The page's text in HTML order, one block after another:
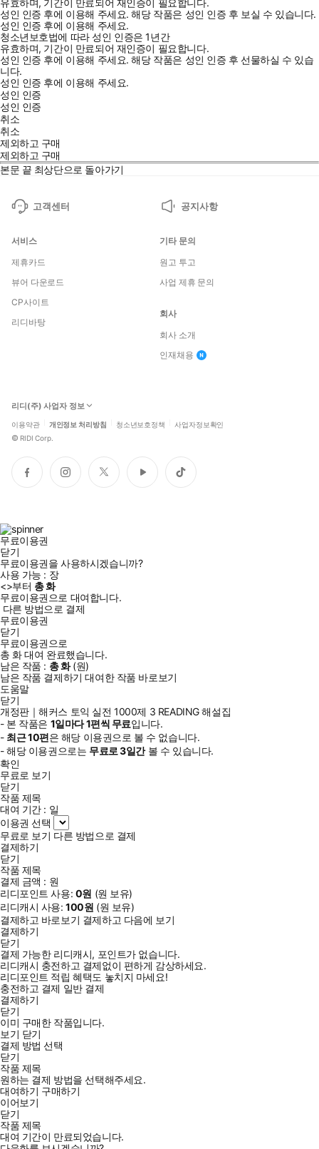
성인 인증 후에 이용해 주세요.해당 작품은 성인 인증 후 보실 수 있습니다.
성인 인증 후에 이용해 주세요.
청소년보호법에 따라 성인 인증은 1년간
유효하며, 기간이 만료되어 재인증이 필요합니다.
성인 인증 후에 이용해 주세요.해당 작품은 성인 인증 후 선물하실 수 있습
니다.
성인 인증 후에 이용해 주세요.
성인 인증
성인 인증
취소
취소
제외하고 구매
제외하고 구매
본문 끝 최상단으로 돌아가기
고객센터 공지사항
서비스
제휴카드
뷰어 다운로드
CP사이트
리디바탕
기타 문의
원고 투고
사업 제휴 문의
회사
회사 소개
인재채용
리디(주) 사업자 정보
이용약관 개인정보 처리방침 청소년보호정책 사업자정보확인
© RIDI Corp.
페
이
인
스
트
위
유
튜
틱
톡
무료이용권
닫기
무료이용권을 사용하시겠습니까?
사용 가능 : 장
<>부터 총화
무료이용권으로 대여합니다.
다른 방법으로 결제
무료이용권
닫기
무료이용권으로
총 화대여 완료했습니다.
남은 작품 : 총화(원)
남은 작품 결제하기 대여한 작품 바로보기
도움말
닫기
개정판｜해커스 토익 실전 1000제 3 READING 해설집
- 본 작품은 1일마다1편씩 무료입니다.
- 최근10편은 해당 이용권으로 볼 수 없습니다.
- 해당 이용권으로는 무료로3일간볼 수 있습니다.
확인
무료로 보기
닫기
작품 제목
대여 기간 : 일
이용권 선택
무료로 보기 다른 방법으로 결제
결제하기
닫기
작품 제목
결제 금액 : 원
리디포인트 사용: 0원 (원 보유)
리디캐시 사용:100원 (원 보유)
결제하고 바로보기 결제하고 다음에 보기
결제하기
닫기
결제 가능한 리디캐시, 포인트가 없습니다.
리디캐시 충전하고 결제없이 편하게 감상하세요.
리디포인트 적립 혜택도 놓치지 마세요!
충전하고 결제 일반 결제
결제하기
닫기
이미 구매한 작품입니다.
보기 닫기
결제 방법 선택
닫기
작품 제목
원하는 결제 방법을 선택해주세요.
대여하기 구매하기
이어보기
닫기
작품 제목
대여 기간이 만료되었습니다.